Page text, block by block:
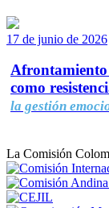
17 de junio de 2026
Afrontamiento
como
la gestión
La Comisión